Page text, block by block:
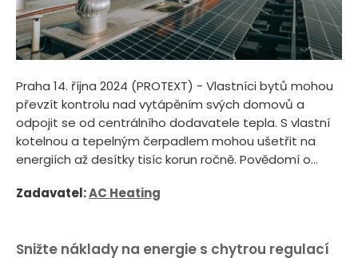
Praha 14. října 2024 (PROTEXT) - Vlastníci bytů mohou
převzít kontrolu nad vytápěním svých domovů a
odpojit se od centrálního dodavatele tepla. S vlastní
kotelnou a tepelným čerpadlem mohou ušetřit na
energiích až desítky tisíc korun ročně. Povědomí o...
Zadavatel:AC Heating
Snižte náklady na energie s chytrou regulací